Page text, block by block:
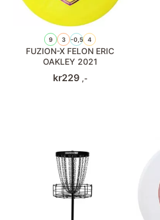
9 3 -0,5 4
FUZION-X FELON ERIC
OAKLEY 2021
kr229 ,-